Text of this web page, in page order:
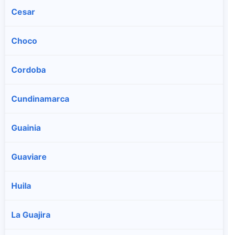
Cesar
Choco
Cordoba
Cundinamarca
Guainia
Guaviare
Huila
La Guajira